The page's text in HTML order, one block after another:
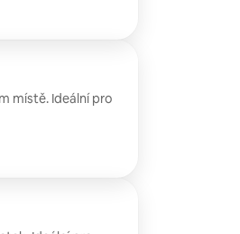
místě. Ideální pro